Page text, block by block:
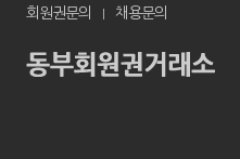
회원권문의
채용문의